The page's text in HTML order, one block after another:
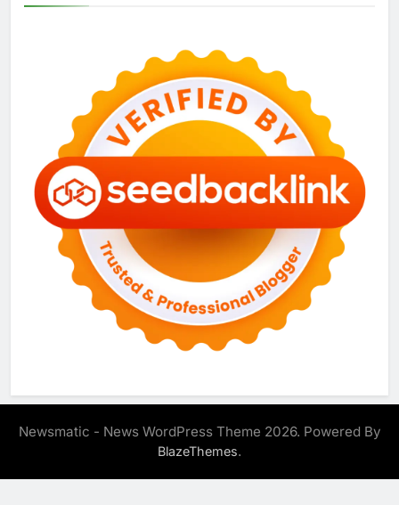
Newsmatic - News WordPress Theme 2026. Powered By
BlazeThemes.